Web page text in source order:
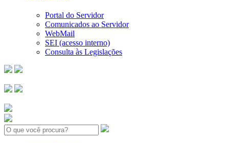
Portal do Servidor
Comunicados ao Servidor
WebMail
SEI (acesso interno)
Consulta às Legislações
Search: